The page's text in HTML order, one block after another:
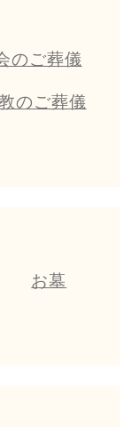
のご葬儀
のご葬儀
お墓